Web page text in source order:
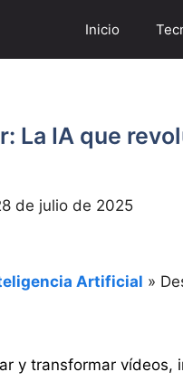
Inicio
La IA que
de julio de 2025
Artificial »
y transformar vídeos,